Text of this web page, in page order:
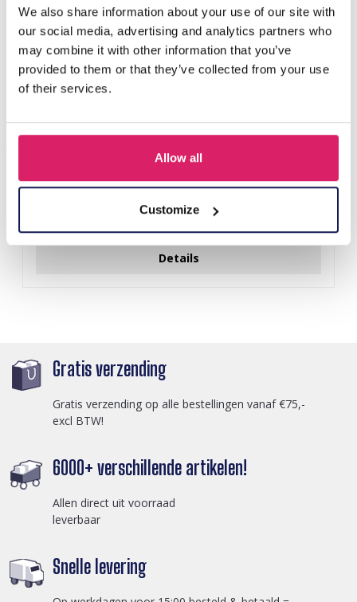
We also share information about your use of our site with
our social media, advertising and analytics partners who
may combine it with other information that you’ve
provided to them or that they’ve collected from your use
of their services.
Allow all
Customize
Q-D7.2 T2405-016 Knitted Positive Chicken 8.5cm
Details
Gratis verzending
Gratis verzending op alle bestellingen vanaf €75,-
excl BTW!
6000+ verschillende artikelen!
Allen direct uit voorraad
leverbaar
Snelle levering